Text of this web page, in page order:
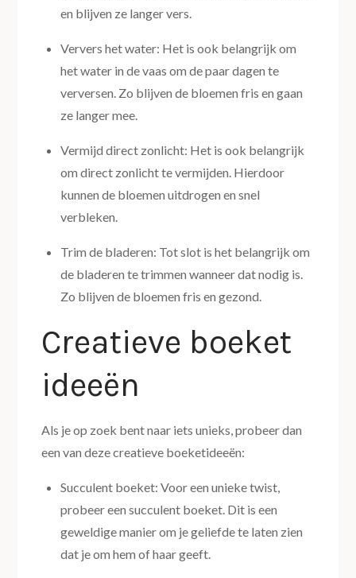
en blijven ze langer vers.
Ververs het water: Het is ook belangrijk om
het water in de vaas om de paar dagen te
verversen. Zo blijven de bloemen fris en gaan
ze langer mee.
Vermijd direct zonlicht: Het is ook belangrijk
om direct zonlicht te vermijden. Hierdoor
kunnen de bloemen uitdrogen en snel
verbleken.
Trim de bladeren: Tot slot is het belangrijk om
de bladeren te trimmen wanneer dat nodig is.
Zo blijven de bloemen fris en gezond.
Creatieve boeket
ideeën
Als je op zoek bent naar iets unieks, probeer dan
een van deze creatieve boeketideeën:
Succulent boeket: Voor een unieke twist,
probeer een succulent boeket. Dit is een
geweldige manier om je geliefde te laten zien
dat je om hem of haar geeft.